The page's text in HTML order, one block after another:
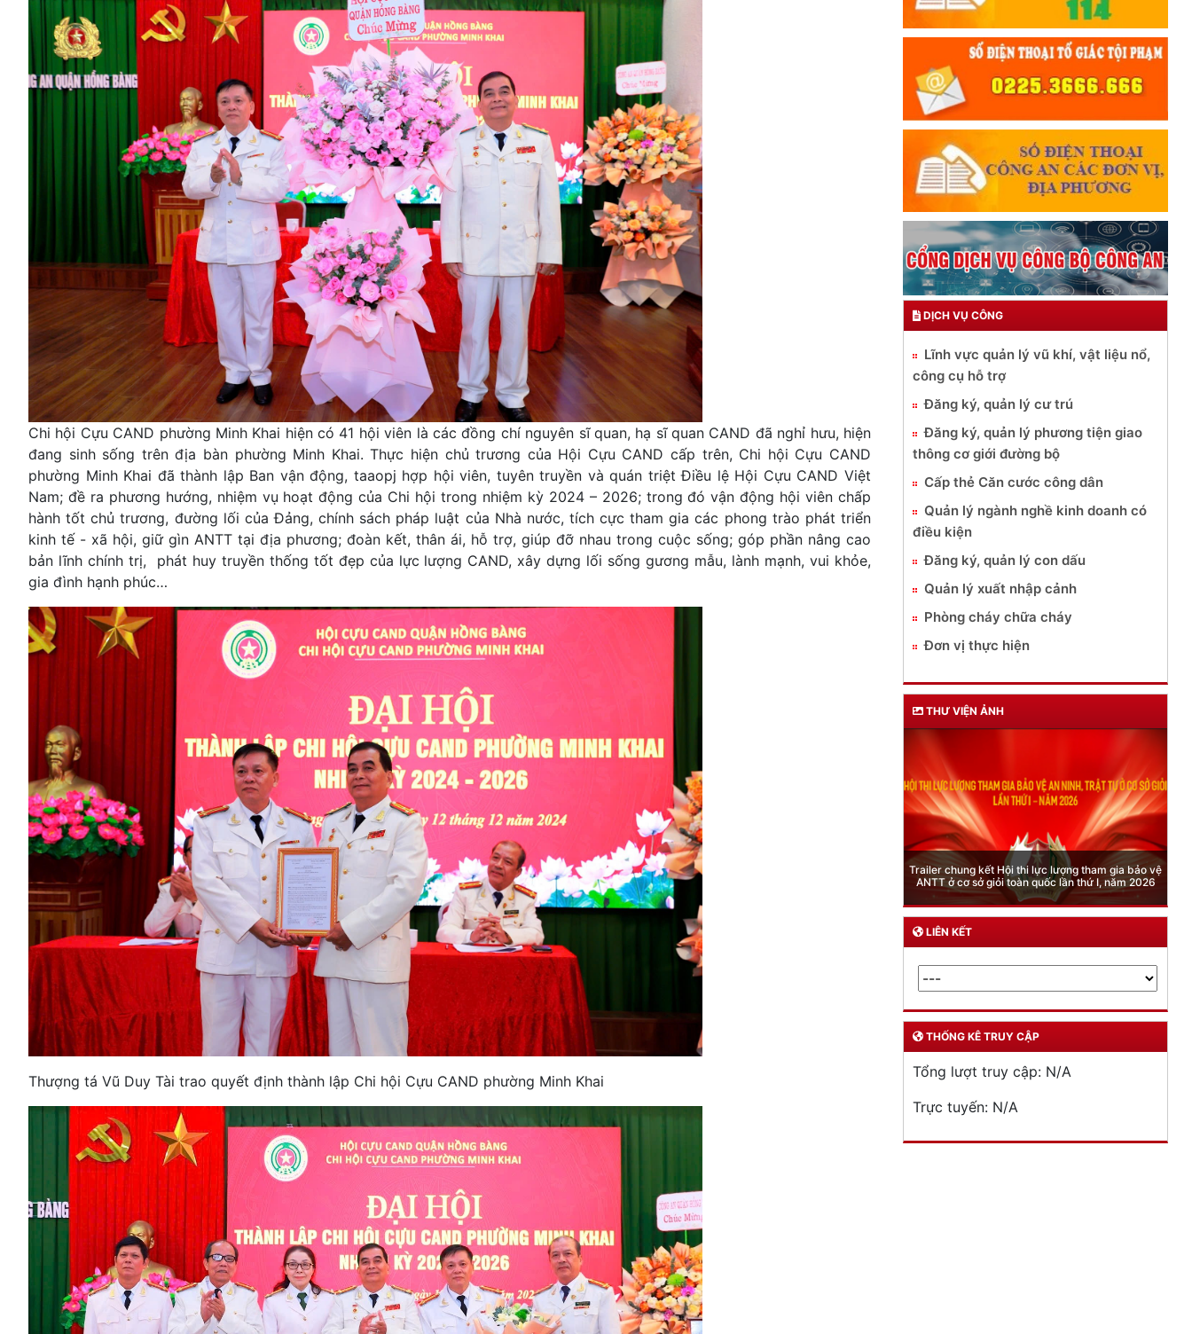
Chi hội Cựu CAND phường Minh Khai hiện có 41 hội viên là các đồng chí nguyên sĩ quan, hạ sĩ quan CAND đã nghỉ hưu, hiện
đang sinh sống trên địa bàn phường Minh Khai. Thực hiện chủ trương của Hội Cựu CAND cấp trên, Chi hội Cựu CAND
phường Minh Khai đã thành lập Ban vận động, taaopj hợp hội viên, tuyên truyền và quán triệt Điều lệ Hội Cựu CAND Việt
Nam; đề ra phương hướng, nhiệm vụ hoạt động của Chi hội trong nhiệm kỳ 2024 – 2026; trong đó vận động hội viên chấp
hành tốt chủ trương, đường lối của Đảng, chính sách pháp luật của Nhà nước, tích cực tham gia các phong trào phát triển
kinh tế - xã hội, giữ gìn ANTT tại địa phương; đoàn kết, thân ái, hỗ trợ, giúp đỡ nhau trong cuộc sống; góp phần nâng cao
bản lĩnh chính trị, phát huy truyền thống tốt đẹp của lực lượng CAND, xây dựng lối sống gương mẫu, lành mạnh, vui khỏe,
gia đình hạnh phúc…
Thượng tá Vũ Duy Tài trao quyết định thành lập Chi hội Cựu CAND phường Minh Khai
DỊCH VỤ CÔNG
Lĩnh vực quản lý vũ khí, vật liệu nổ,
công cụ hỗ trợ
Đăng ký, quản lý cư trú
Đăng ký, quản lý phương tiện giao
thông cơ giới đường bộ
Cấp thẻ Căn cước công dân
Quản lý ngành nghề kinh doanh có
điều kiện
Đăng ký, quản lý con dấu
Quản lý xuất nhập cảnh
Phòng cháy chữa cháy
Đơn vị thực hiện
THƯ VIỆN ẢNH
Phòng Quản lý xuất nhập cảnh: Hướng dẫn những
quy định mới trong lĩnh vực xuất cảnh, nhập cảnh
của công dân việt nam từ ngày 01/7/2026
LIÊN KẾT
THỐNG KÊ TRUY CẬP
Tổng lượt truy cập: N/A
Trực tuyến: N/A